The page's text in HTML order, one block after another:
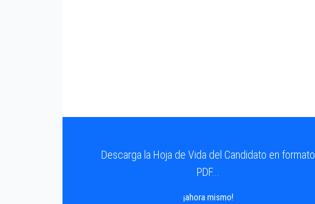
Descarga la Hoja de Vida del Candidato en formato
PDF...
¡ahora mismo!